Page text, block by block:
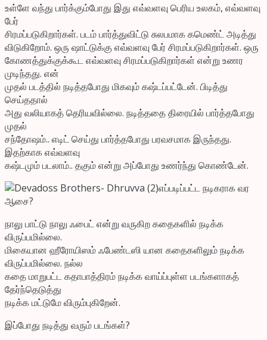
உள்ளே வந்து பார்க்கும்போது இது எவ்வளவு பெரிய உலகம், எவ்வளவு
பேர்
சிரமப்படுகிறார்கள். படம் பார்த்துவிட்டு சுலபமாக கமெண்ட் அடித்து
விடுகிறோம். ஒரு ஷாட்டுக்கு எவ்வளவு பேர் சிரமப்படுகிறார்கள். ஒரு
கோணத்துக்குக்கூட எவ்வளவு சிரமப்படுகிறார்கள் என்று உணர
முடிந்தது. என்
முதல் படத்தில் நடித்தபோது மிகவும் கஷ்டப்பட்டேன். பிடித்து
செய்ததால்
அது வலியாகத் தெரியவில்லை. நடித்ததை திரையில் பார்த்தபோது
முதல்
சந்தோஷம்.. எடிட் செய்து பார்த்தபோது பரவசமாக இருந்தது.
இதற்காக எவ்வளவு
கஷ்டமும் படலாம்.. தகும் என்று அப்போது உணர்ந்து கொண்டேன்.
எப்படிப்பட்ட நடிகராக வர
ஆசை?
நாலு பாட்டு நாலு ஃபைட் என்று வருகிற கதைகளில் நடிக்க
விருப்பமில்லை.
மிகையான ஹீரோயிஸம் ஃபேண்டஸி யான கதைகளிலும் நடிக்க
விருப்பமில்லை. நல்ல
கதை மாறுபட்ட கதாபாத்திரம் நடிக்க வாய்ப்புள்ள படங்களாகத்
தேர்ந்தெடுத்து
நடிக்க மட்டுமே விரும்புகிறேன்.
இப்போது நடித்து வரும் படங்கள்?